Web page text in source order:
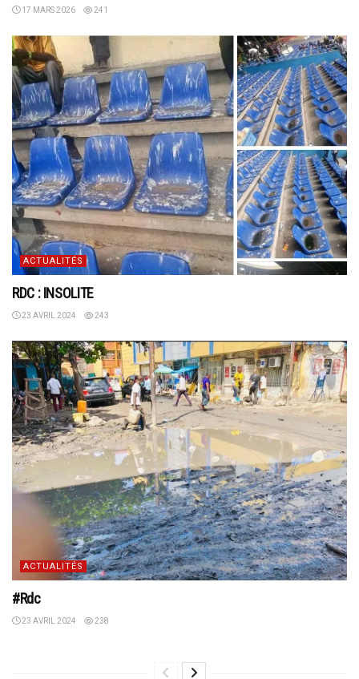
17 MARS 2026 241
ACTUALITÉS
RDC : INSOLITE
23 AVRIL 2024 243
ACTUALITÉS
#Rdc
23 AVRIL 2024 238